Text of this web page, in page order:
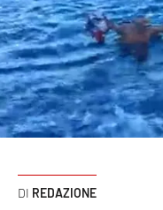
Italia Mondo
Sanità
Sport
REDAZIONE